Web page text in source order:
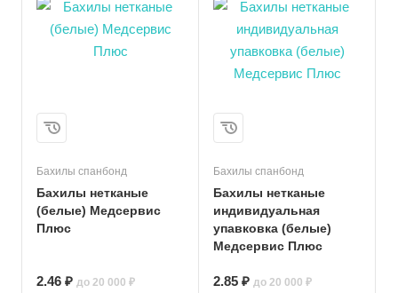
Бахилы спанбонд
Бахилы нетканые
(белые) Медсервис
Плюс
2.46 ₽ до 20 000 ₽
Бахилы спанбонд
Бахилы нетканые
индивидуальная
упавковка (белые)
Медсервис Плюс
2.85 ₽ до 20 000 ₽